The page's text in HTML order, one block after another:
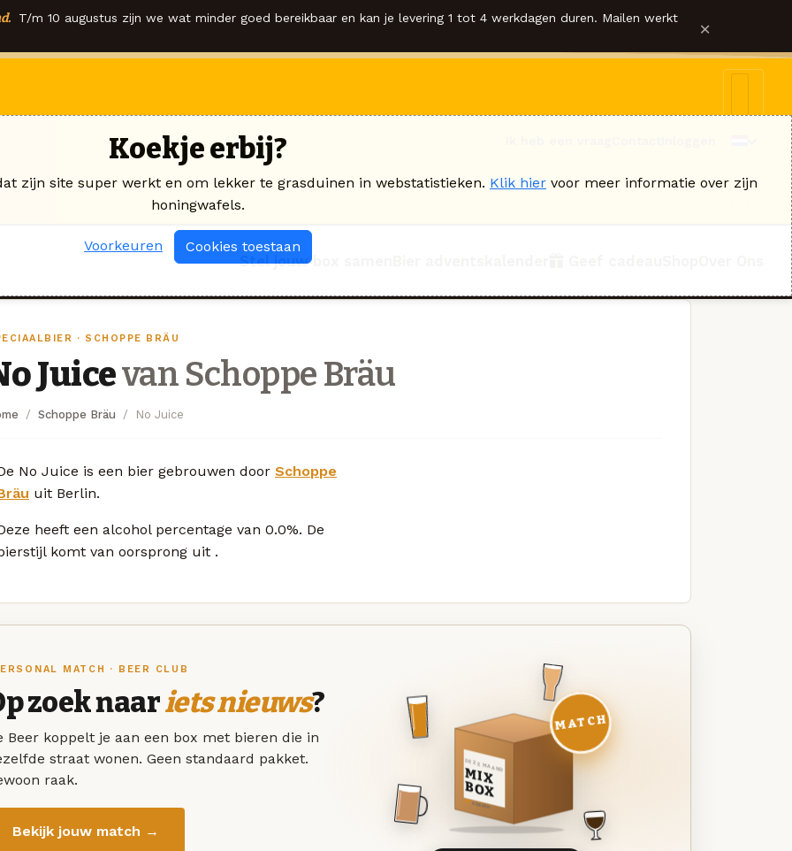
T/m 10 augustus zijn we wat minder goed bereikbaar en kan je levering 1 tot 4 werkdagen duren. Mailen werkt ×
Stel jouw box samen
· SCHOPPE BRÄU
Juicevan Schoppe Bräu
Schoppe Bräu No Juice
No Juice is een bier gebrouwen door Schoppe
uit Berlin.
heeft een alcohol percentage van 0.0%. De
komt van oorsprong uit .
MATCH · BEER CLUB
zoek naariets nieuws?
Beer koppelt je aan een box met bieren die in
straat wonen. Geen standaard pakket.
raak.
Bekijk jouw match →
DEZE MAAND
MIX
BOX
8 BIEREN
MATCH
Koekje erbij?
zijn site super werkt en om lekker te grasduinen in webstatistieken. Klik hier voor meer informatie over zijn
honingwafels.
Voorkeuren Cookies toestaan